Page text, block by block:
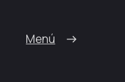
Menú